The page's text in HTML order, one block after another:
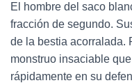
El hombre del saco
fracción de segundo.
de la bestia acorralada.
monstruo insaciable
rápidamente en su